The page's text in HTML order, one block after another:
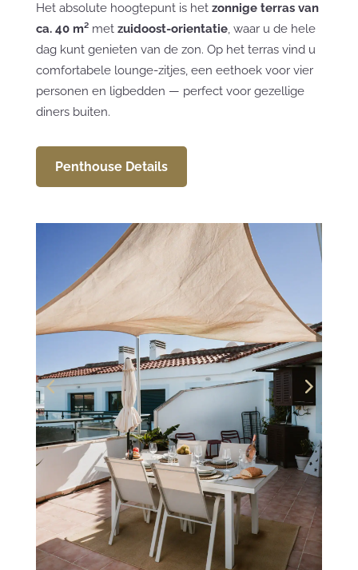
Het absolute hoogtepunt is het zonnige terras van
ca. 40 m²met zuidoost-orientatie, waar u de hele
dag kunt genieten van de zon. Op het terras vind u
comfortabele lounge-zitjes, een eethoek voor vier
personen en ligbedden — perfect voor gezellige
diners buiten.
Penthouse Details